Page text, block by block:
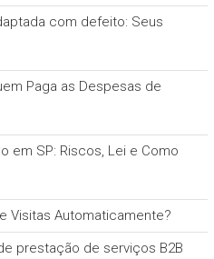
com defeito: Seus
Paga as Despesas de
em SP: Riscos, Lei e Como
Visitas Automaticamente?
prestação de serviços B2B